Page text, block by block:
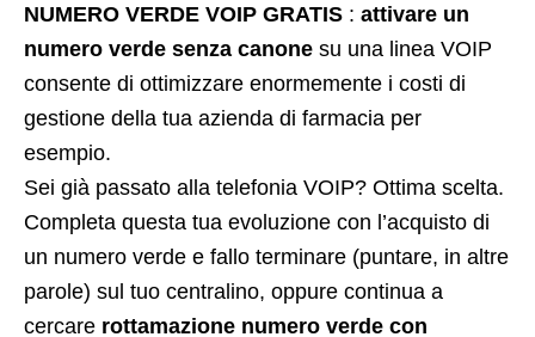
NUMERO VERDE VOIP GRATIS : attivare un
numero verde senza canone su una linea VOIP
consente di ottimizzare enormemente i costi di
gestione della tua azienda di farmacia per
esempio.
Sei già passato alla telefonia VOIP? Ottima scelta.
Completa questa tua evoluzione con l’acquisto di
un numero verde e fallo terminare (puntare, in altre
parole) sul tuo centralino, oppure continua a
cercare rottamazione numero verde con